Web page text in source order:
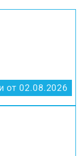
от 02.08.2026